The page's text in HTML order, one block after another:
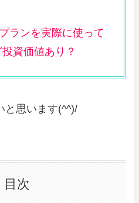
ランを実際に使って
資価値あり？
と思います(^^)/
目次